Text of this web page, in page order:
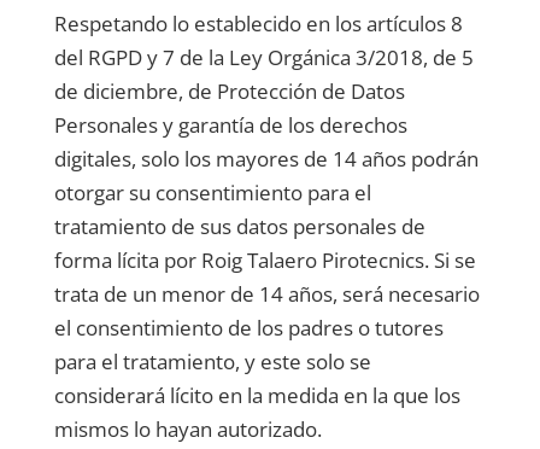
Respetando lo establecido en los artículos 8
del RGPD y 7 de la Ley Orgánica 3/2018, de 5
de diciembre, de Protección de Datos
Personales y garantía de los derechos
digitales, solo los mayores de 14 años podrán
otorgar su consentimiento para el
tratamiento de sus datos personales de
forma lícita por Roig Talaero Pirotecnics. Si se
trata de un menor de 14 años, será necesario
el consentimiento de los padres o tutores
para el tratamiento, y este solo se
considerará lícito en la medida en la que los
mismos lo hayan autorizado.